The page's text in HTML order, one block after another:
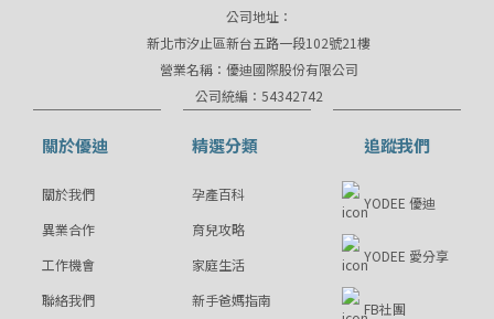
公司地址：
新北市汐止區新台五路一段102號21樓
營業名稱：優迪國際股份有限公司
公司統編：54342742
關於優迪
關於我們
異業合作
工作機會
聯絡我們
精選分類
孕產百科
育兒攻略
家庭生活
新手爸媽指南
追蹤我們
YODEE 優迪
YODEE 愛分享
FB社團